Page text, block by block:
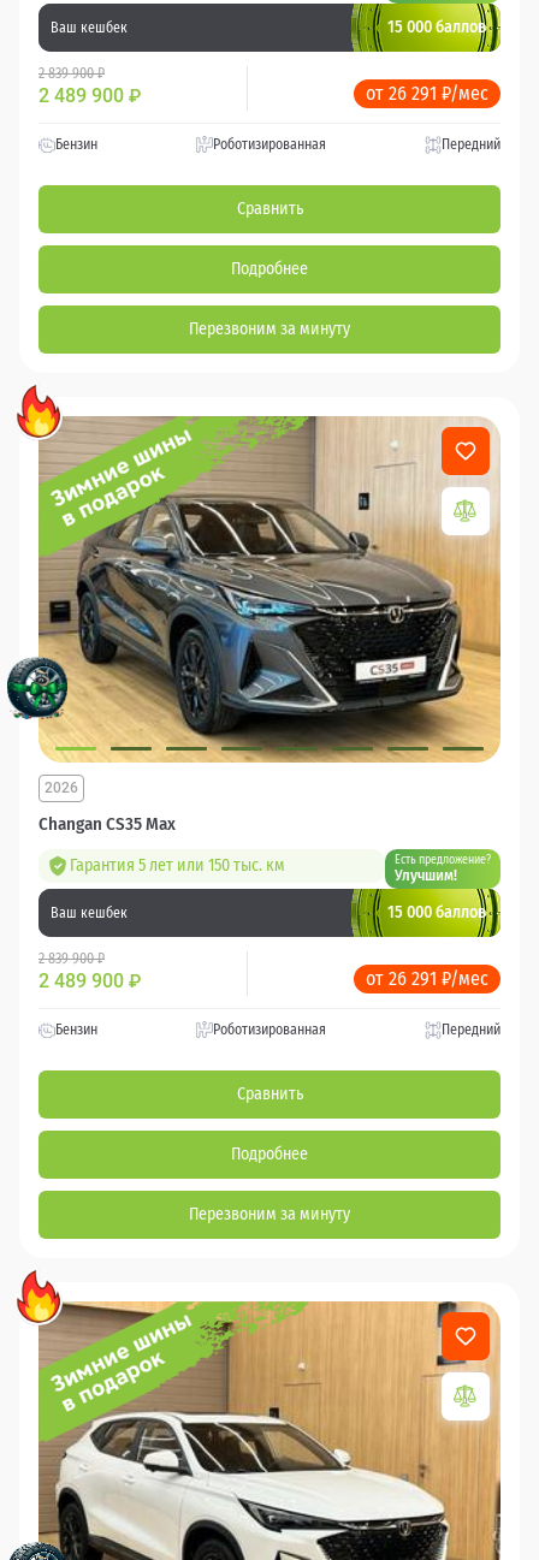
Ваш кешбек 15 000 баллов
2 839 900 ₽
2 489 900 ₽ от 26 291 ₽/мес
Бензин Роботизированная Передний
Сравнить
Подробнее
Перезвоним за минуту
Changan CS35 Max
2026
Гарантия 5 лет или 150 тыс. км Есть предложение?
Улучшим!
Ваш кешбек 15 000 баллов
2 839 900 ₽
2 489 900 ₽ от 26 291 ₽/мес
Бензин Роботизированная Передний
Сравнить
Подробнее
Перезвоним за минуту